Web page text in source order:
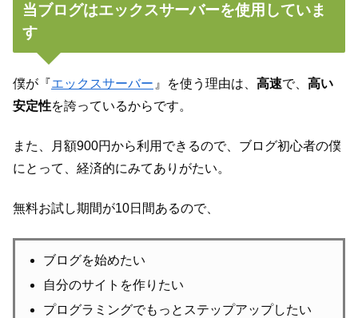
当ブログはエックスサーバーを使用していま
す
僕が『エックスサーバー 』を使う理由は、 高速で、 高い
安定性を誇っているからです。
また、月額900円から利用できるので、ブログ初心者の僕
にとって、経済的にみてありがたい。
無料お試し期間が10日間あるので、
ブログを始めたい
自分のサイトを作りたい
プログラミングでもっとステップアップしたい